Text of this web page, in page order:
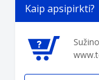
Kaip apsipirkti?